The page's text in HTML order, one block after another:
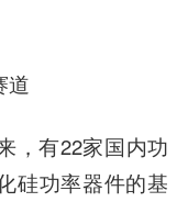
道
，有22家国内功
硅功率器件的基